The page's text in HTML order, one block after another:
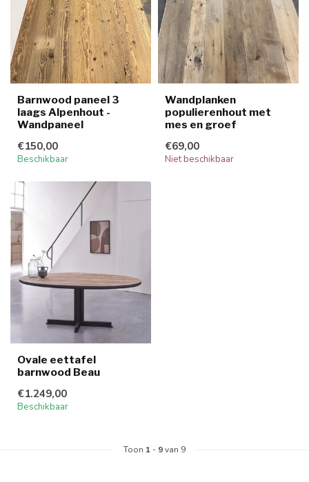
Barnwood paneel 3
laags Alpenhout -
Wandpaneel
€150,00
Beschikbaar
Wandplanken
populierenhout met
mes en groef
€69,00
Niet beschikbaar
Ovale eettafel
barnwood Beau
€1.249,00
Beschikbaar
Toon 1 - 9van 9